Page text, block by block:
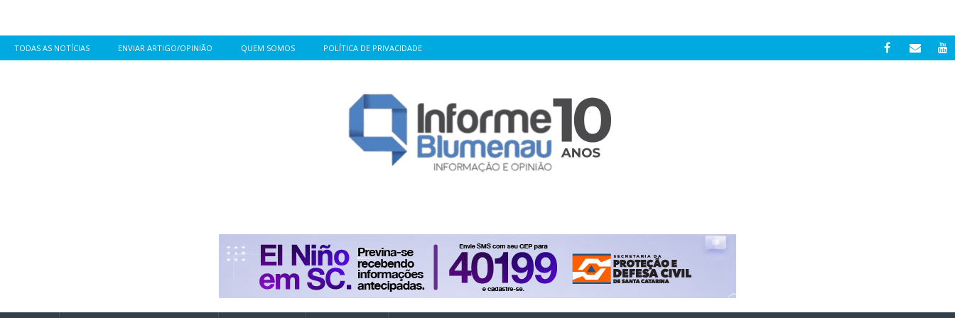
TODAS AS NOTÍCIAS ENVIAR ARTIGO/OPINIÃO QUEM SOMOS POLÍTICA DE PRIVACIDADE